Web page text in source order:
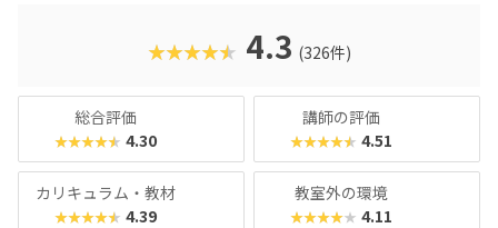
名。学習計画や講師とのマッチングに使われるそうで、「教
材はいいけど、先生との相性が……」なんてトラブルも極力
くの教室に足を運んでみてくださいね。
★★★★★ 4.3 (326件)
総合評価
★★★★★ 4.30
講師の評価
★★★★★ 4.51
カリキュラム・教材
★★★★★ 4.39
教室外の環境
★★★★★ 4.11